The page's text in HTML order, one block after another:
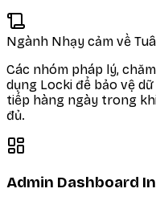
Ngành Nhạy cảm về
Các nhóm pháp lý,
dụng Locki để bảo vệ
tiếp hàng ngày trong
đủ.
Admin Dashboard